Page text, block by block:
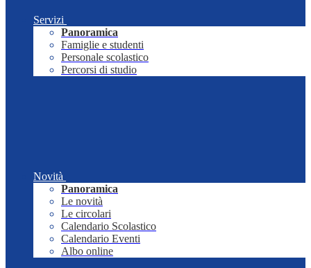
Servizi
Panoramica
Famiglie e studenti
Personale scolastico
Percorsi di studio
Novità
Panoramica
Le novità
Le circolari
Calendario Scolastico
Calendario Eventi
Albo online